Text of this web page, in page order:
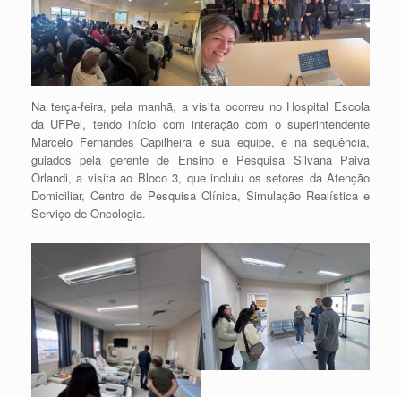
Na terça-feira, pela manhã, a visita ocorreu no Hospital Escola
da UFPel, tendo início com interação com o superintendente
Marcelo Fernandes Capilheira e sua equipe, e na sequência,
guiados pela gerente de Ensino e Pesquisa Silvana Paiva
Orlandi, a visita ao Bloco 3, que incluiu os setores da Atenção
Domiciliar, Centro de Pesquisa Clínica, Simulação Realística e
Serviço de Oncologia.